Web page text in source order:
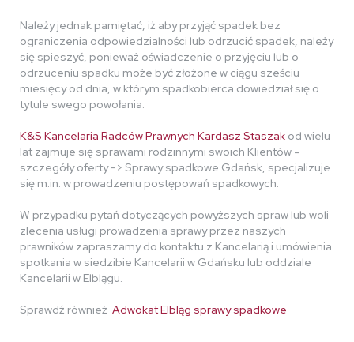
Należy jednak pamiętać, iż aby przyjąć spadek bez
ograniczenia odpowiedzialności lub odrzucić spadek, należy
się spieszyć, ponieważ oświadczenie o przyjęciu lub o
odrzuceniu spadku może być złożone w ciągu sześciu
miesięcy od dnia, w którym spadkobierca dowiedział się o
tytule swego powołania.
K&S Kancelaria Radców Prawnych Kardasz Staszak od wielu
lat zajmuje się sprawami rodzinnymi swoich Klientów –
szczegóły oferty -> Sprawy spadkowe Gdańsk, specjalizuje
się m.in. w prowadzeniu postępowań spadkowych.
W przypadku pytań dotyczących powyższych spraw lub woli
zlecenia usługi prowadzenia sprawy przez naszych
prawników zapraszamy do kontaktu z Kancelarią i umówienia
spotkania w siedzibie Kancelarii w Gdańsku lub oddziale
Kancelarii w Elblągu.
Sprawdź również Adwokat Elbląg sprawy spadkowe